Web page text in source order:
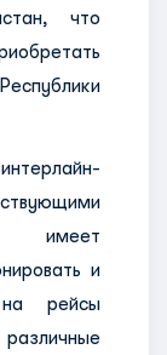
что
имеет
и
на рейсы